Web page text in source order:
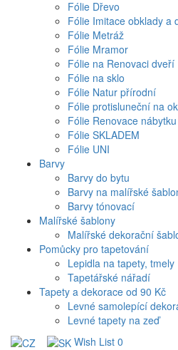
Fólie Dřevo
Fólie Imitace obklady a
Fólie Metráž
Fólie Mramor
Fólie na Renovaci dveří
Fólie na sklo
Fólie Natur přírodní
Fólie protisluneční na
Fólie Renovace nábytku
Fólie SKLADEM
Fólie UNI
Barvy
Barvy do bytu
Barvy na malířské
Barvy tónovací
Malířské šablony
Malířské dekorační
Pomůcky pro tapetování
Lepidla na tapety, tmely
Tapetářské nářadí
Tapety a dekorace od 90 Kč
Levné samolepící
Levné tapety na zeď
Wish List 0